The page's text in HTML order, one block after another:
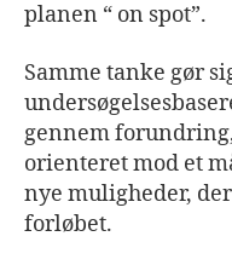
planen “ on spot”.
Samme tanke gør
gennem
orienteret mod et
nye muligheder,
forløbet.